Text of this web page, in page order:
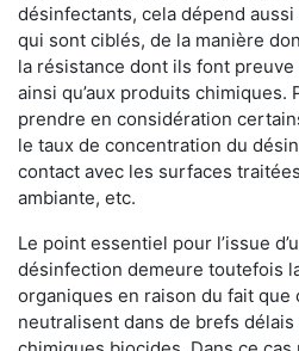
désinfectants, cela dépend
qui sont ciblés, de la manière
la résistance dont ils font
ainsi qu’aux produits chimiques.
prendre en considération
le taux de concentration du
contact avec les surfaces
ambiante, etc.
Le point essentiel pour l’issue
désinfection demeure toutefois
organiques en raison du fait
neutralisent dans de brefs